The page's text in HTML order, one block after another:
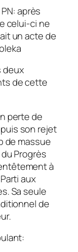
après
celui-ci ne
un acte de
deux
de cette
perte de
son rejet
de massue
Progrès
à
aux
Sa seule
de